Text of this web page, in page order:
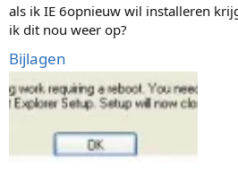
als ik IE 6opnieuw wil installeren
ik dit nou weer op?
Bijlagen